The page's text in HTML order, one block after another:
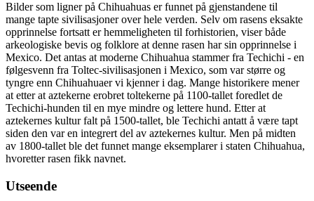
Bilder som ligner på Chihuahuas er funnet på gjenstandene til
mange tapte sivilisasjoner over hele verden. Selv om rasens eksakte
opprinnelse fortsatt er hemmeligheten til forhistorien, viser både
arkeologiske bevis og folklore at denne rasen har sin opprinnelse i
Mexico. Det antas at moderne Chihuahua stammer fra Techichi - en
følgesvenn fra Toltec-sivilisasjonen i Mexico, som var større og
tyngre enn Chihuahuaer vi kjenner i dag. Mange historikere mener
at etter at aztekerne erobret toltekerne på 1100-tallet foredlet de
Techichi-hunden til en mye mindre og lettere hund. Etter at
aztekernes kultur falt på 1500-tallet, ble Techichi antatt å være tapt
siden den var en integrert del av aztekernes kultur. Men på midten
av 1800-tallet ble det funnet mange eksemplarer i staten Chihuahua,
hvoretter rasen fikk navnet.
Utseende